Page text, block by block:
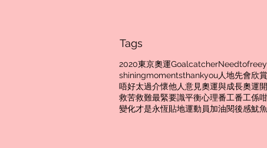
Tags
2020東京奧運Goalcatcher
shiningmomentsthankyou人地先會欣
唔好太過介懷他人意見奧運與成長奧運
救苦救難最緊要識平衡心理番工番工係
變化才是永恆貼地運動員加油閱後感魷